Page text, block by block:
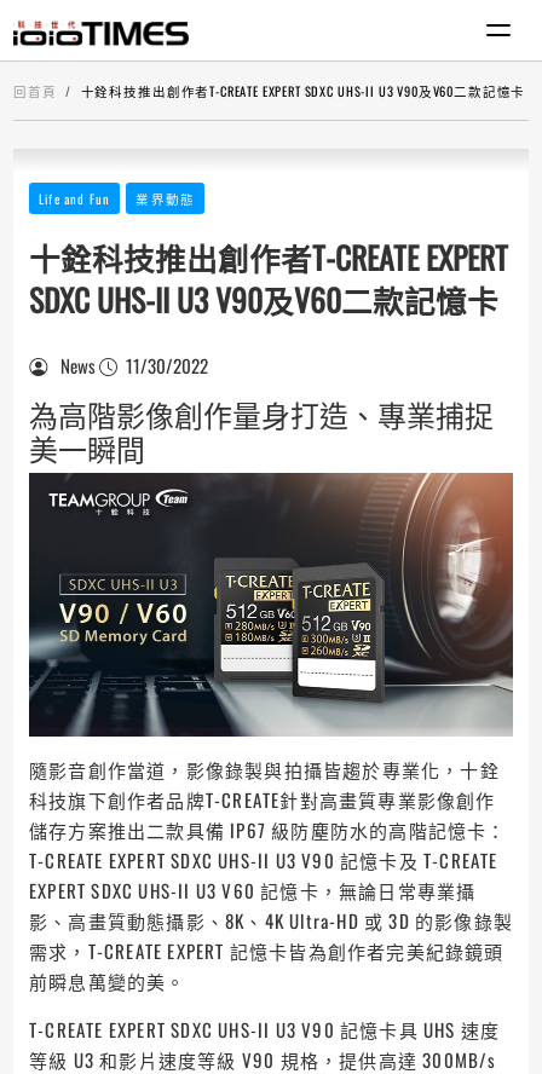
回首頁 十銓科技推出創作者T-CREATE EXPERT SDXC UHS-II U3 V90及V60二款記憶卡
Life and Fun 業界動態
十銓科技推出創作者T-CREATE EXPERT
SDXC UHS-II U3 V90及V60二款記憶卡
News 11/30/2022
為高階影像創作量身打造、專業捕捉
美一瞬間
隨影音創作當道，影像錄製與拍攝皆趨於專業化，十銓
科技旗下創作者品牌T-CREATE針對高畫質專業影像創作
儲存方案推出二款具備 IP67 級防塵防水的高階記憶卡：
T-CREATE EXPERT SDXC UHS-II U3 V90 記憶卡及 T-CREATE
EXPERT SDXC UHS-II U3 V60 記憶卡，無論日常專業攝
影、高畫質動態攝影、8K、4K Ultra-HD 或 3D 的影像錄製
需求，T-CREATE EXPERT 記憶卡皆為創作者完美紀錄鏡頭
前瞬息萬變的美。
T-CREATE EXPERT SDXC UHS-II U3 V90 記憶卡具 UHS 速度
等級 U3 和影片速度等級 V90 規格，提供高達 300MB/s